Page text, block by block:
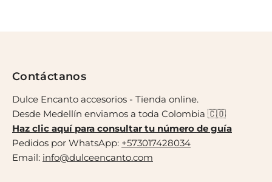
Contáctanos
Dulce Encanto accesorios - Tienda online.
Desde Medellín enviamos a toda Colombia 🇨🇴
Haz clic aquí para consultar tu número de guía
Pedidos por WhatsApp: +573017428034
Email: info@dulceencanto.com